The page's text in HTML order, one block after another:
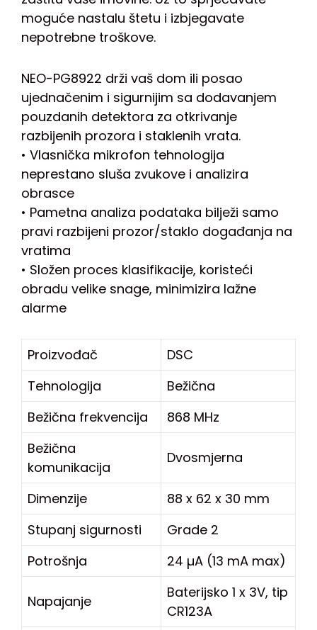
moguće nastalu štetu i izbjegavate
nepotrebne troškove.
NEO-PG8922 drži vaš dom ili posao
ujednačenim i sigurnijim sa dodavanjem
pouzdanih detektora za otkrivanje
razbijenih prozora i staklenih vrata.
• Vlasnička mikrofon tehnologija
neprestano sluša zvukove i analizira
obrasce
• Pametna analiza podataka bilježi samo
pravi razbijeni prozor/staklo događanja na
vratima
• Složen proces klasifikacije, koristeći
obradu velike snage, minimizira lažne
alarme
Proizvođač
DSC
Tehnologija
Bežična
Bežična frekvencija
868 MHz
Bežična
komunikacija
Dvosmjerna
Dimenzije
88 x 62 x 30 mm
Stupanj sigurnosti
Grade 2
Potrošnja
24 µA (13 mA max)
Napajanje
Baterijsko 1 x 3V, tip
CR123A